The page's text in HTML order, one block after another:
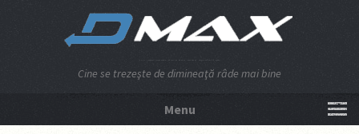
Cine se trezeşte de dimineaţă râde mai bine
Menu